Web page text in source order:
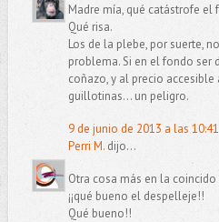
Madre mía, qué catástrofe el
Qué risa.
Los de la plebe, por suerte,
problema. Si en el fondo ser
coñazo, y al precio
guillotinas... un peligro.
9 de junio de 2013 a las 10:41
Perri M.dijo...
Otra cosa más en la coincido
¡¡qué bueno el despelleje!!
Qué bueno!!